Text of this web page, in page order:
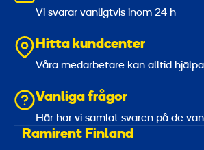
Vi svarar vanligtvis inom 24 h
Hitta kundcenter
Våra medarbetare kan alltid
Vanliga frågor
Här har vi samlat svaren på de
Ramirent Finland